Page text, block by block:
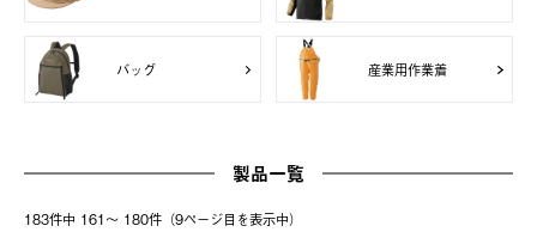
バッグ 産業用作業着
製品一覧
183件中 161〜 180件（9ページ⽬を表⽰中）